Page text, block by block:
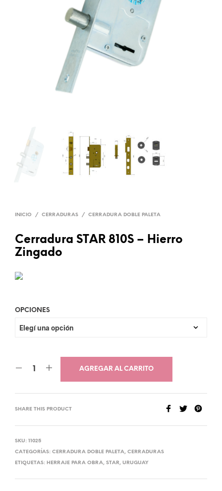
INICIO / CERRADURAS / CERRADURA DOBLE PALETA
Cerradura STAR 810S – Hierro
Zingado
OPCIONES
AGREGAR AL CARRITO
SHARE THIS PRODUCT
SKU: 11025
CATEGORÍAS: CERRADURA DOBLE PALETA, CERRADURAS
ETIQUETAS: HERRAJE PARA OBRA, STAR, URUGUAY